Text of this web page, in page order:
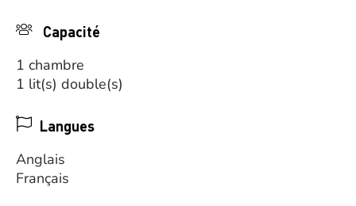
Capacité
1 chambre
1 lit(s) double(s)
Langues
Anglais
Français